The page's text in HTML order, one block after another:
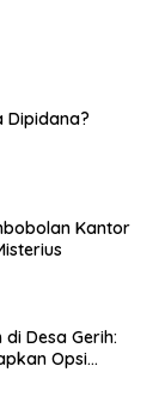
Dipidana?
Kantor
Desa Gerih:
Opsi